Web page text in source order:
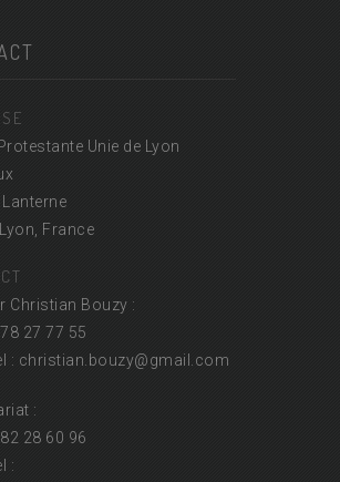
Unie de Lyon
France
Christian Bouzy :
27 77 55
: christian.bouzy@gmail.com
:
28 60 96
: